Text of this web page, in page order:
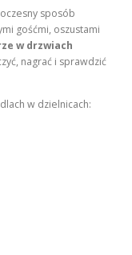
sposób
gośćmi, oszustami
w drzwiach
nagrać i sprawdzić
w dzielnicach: